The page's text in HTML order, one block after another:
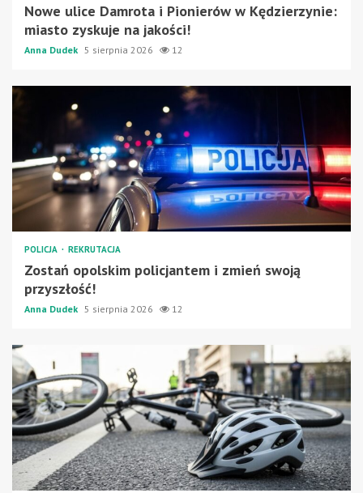
Nowe ulice Damrota i Pionierów w Kędzierzynie:
miasto zyskuje na jakości!
Anna Dudek 5 sierpnia 2026 12
POLICJA REKRUTACJA
Zostań opolskim policjantem i zmień swoją
przyszłość!
Anna Dudek 5 sierpnia 2026 12